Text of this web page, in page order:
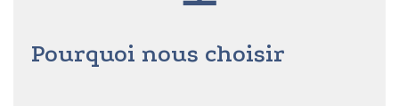
Pourquoi nous choisir